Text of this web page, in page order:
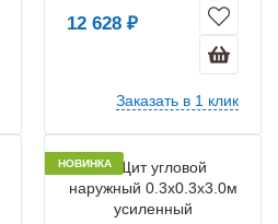
12 628 ₽
Заказать в 1 клик
НОВИНКА